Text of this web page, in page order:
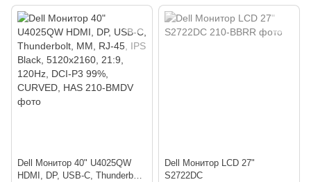
Dell Монитор 40" U4025QW
HDMI, DP, USB-C, Thunderbolt,
Dell Монитор LCD 27"
S2722DC